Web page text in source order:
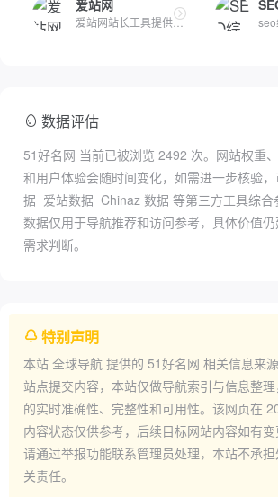
爱站网
爱站网站长工具提供网站收录查询和站长查询以及百度权重值查询...
数据评估
51好名网 当前已被浏览 2492 次。网站权重
和用户体验会随时间变化，如需进一步核验
据 爱站数据 Chinaz 数据 等第三方工具综
数据仅用于导航推荐和访问参考，具体价值
需求判断。
特别声明
本站 全球导航 提供的 51好名网 相关信息来
站点提交内容，本站仅做导航索引与信息整
的实时准确性、完整性和可用性。该网页在
内容状态仅供参考，后续目标网站内容如有变
请通过举报功能联系管理员处理，本站不承
关责任。